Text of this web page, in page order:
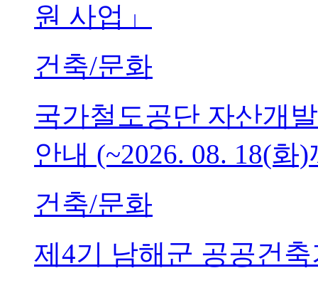
원 사업」
건축/문화
국가철도공단 자산개
안내 (~2026. 08. 18(화
건축/문화
제4기 남해군 공공건